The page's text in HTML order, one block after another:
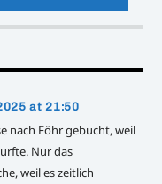
at 21:50
nach Föhr gebucht, weil
Nur das
weil es zeitlich